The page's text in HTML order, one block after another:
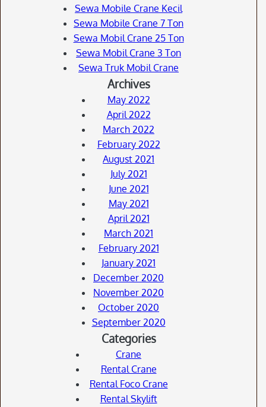
Sewa Mobile Crane Kecil
Sewa Mobile Crane 7 Ton
Sewa Mobil Crane 25 Ton
Sewa Mobil Crane 3 Ton
Sewa Truk Mobil Crane
Archives
May 2022
April 2022
March 2022
February 2022
August 2021
July 2021
June 2021
May 2021
April 2021
March 2021
February 2021
January 2021
December 2020
November 2020
October 2020
September 2020
Categories
Crane
Rental Crane
Rental Foco Crane
Rental Skylift